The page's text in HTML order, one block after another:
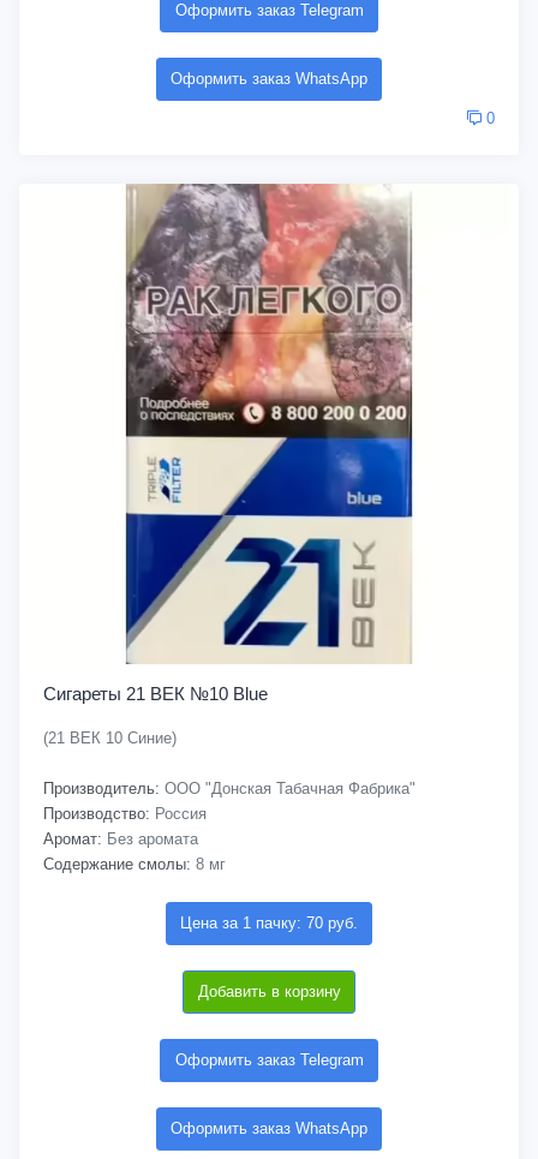
Оформить заказ Telegram
Оформить заказ WhatsApp
0
Сигареты 21 ВЕК №10 Blue
(21 ВЕК 10 Синие)
Производитель: ООО "Донская Табачная Фабрика"
Производство: Россия
Аромат: Без аромата
Содержание смолы: 8 мг
Цена за 1 пачку: 70 руб.
Добавить в корзину
Оформить заказ Telegram
Оформить заказ WhatsApp